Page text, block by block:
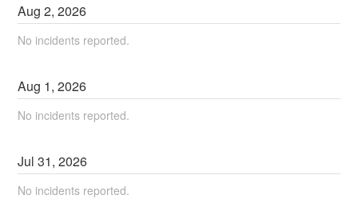
Aug2,2026
No incidents reported.
Aug 1,2026
No incidents reported.
Jul31,2026
No incidents reported.